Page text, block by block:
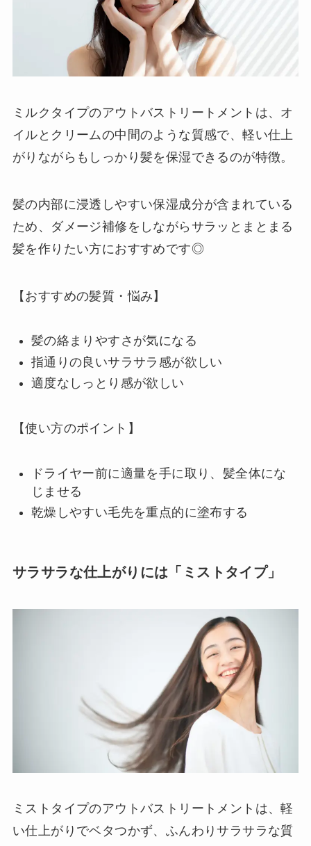
ミルクタイプのアウトバストリートメントは、オ
イルとクリームの中間のような質感で、軽い仕上
がりながらもしっかり髪を保湿できるのが特徴。
髪の内部に浸透しやすい保湿成分が含まれている
ため、ダメージ補修をしながらサラッとまとまる
髪を作りたい方におすすめです◎
【おすすめの髪質・悩み】
髪の絡まりやすさが気になる
指通りの良いサラサラ感が欲しい
適度なしっとり感が欲しい
【使い方のポイント】
ドライヤー前に適量を手に取り、髪全体にな
じませる
乾燥しやすい毛先を重点的に塗布する
サラサラな仕上がりには「ミストタイプ」
ミストタイプのアウトバストリートメントは、軽
い仕上がりでベタつかず、ふんわりサラサラな質